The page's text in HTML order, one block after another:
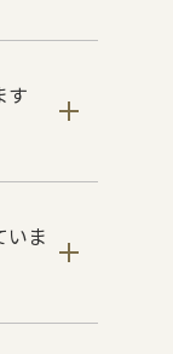
す
いま